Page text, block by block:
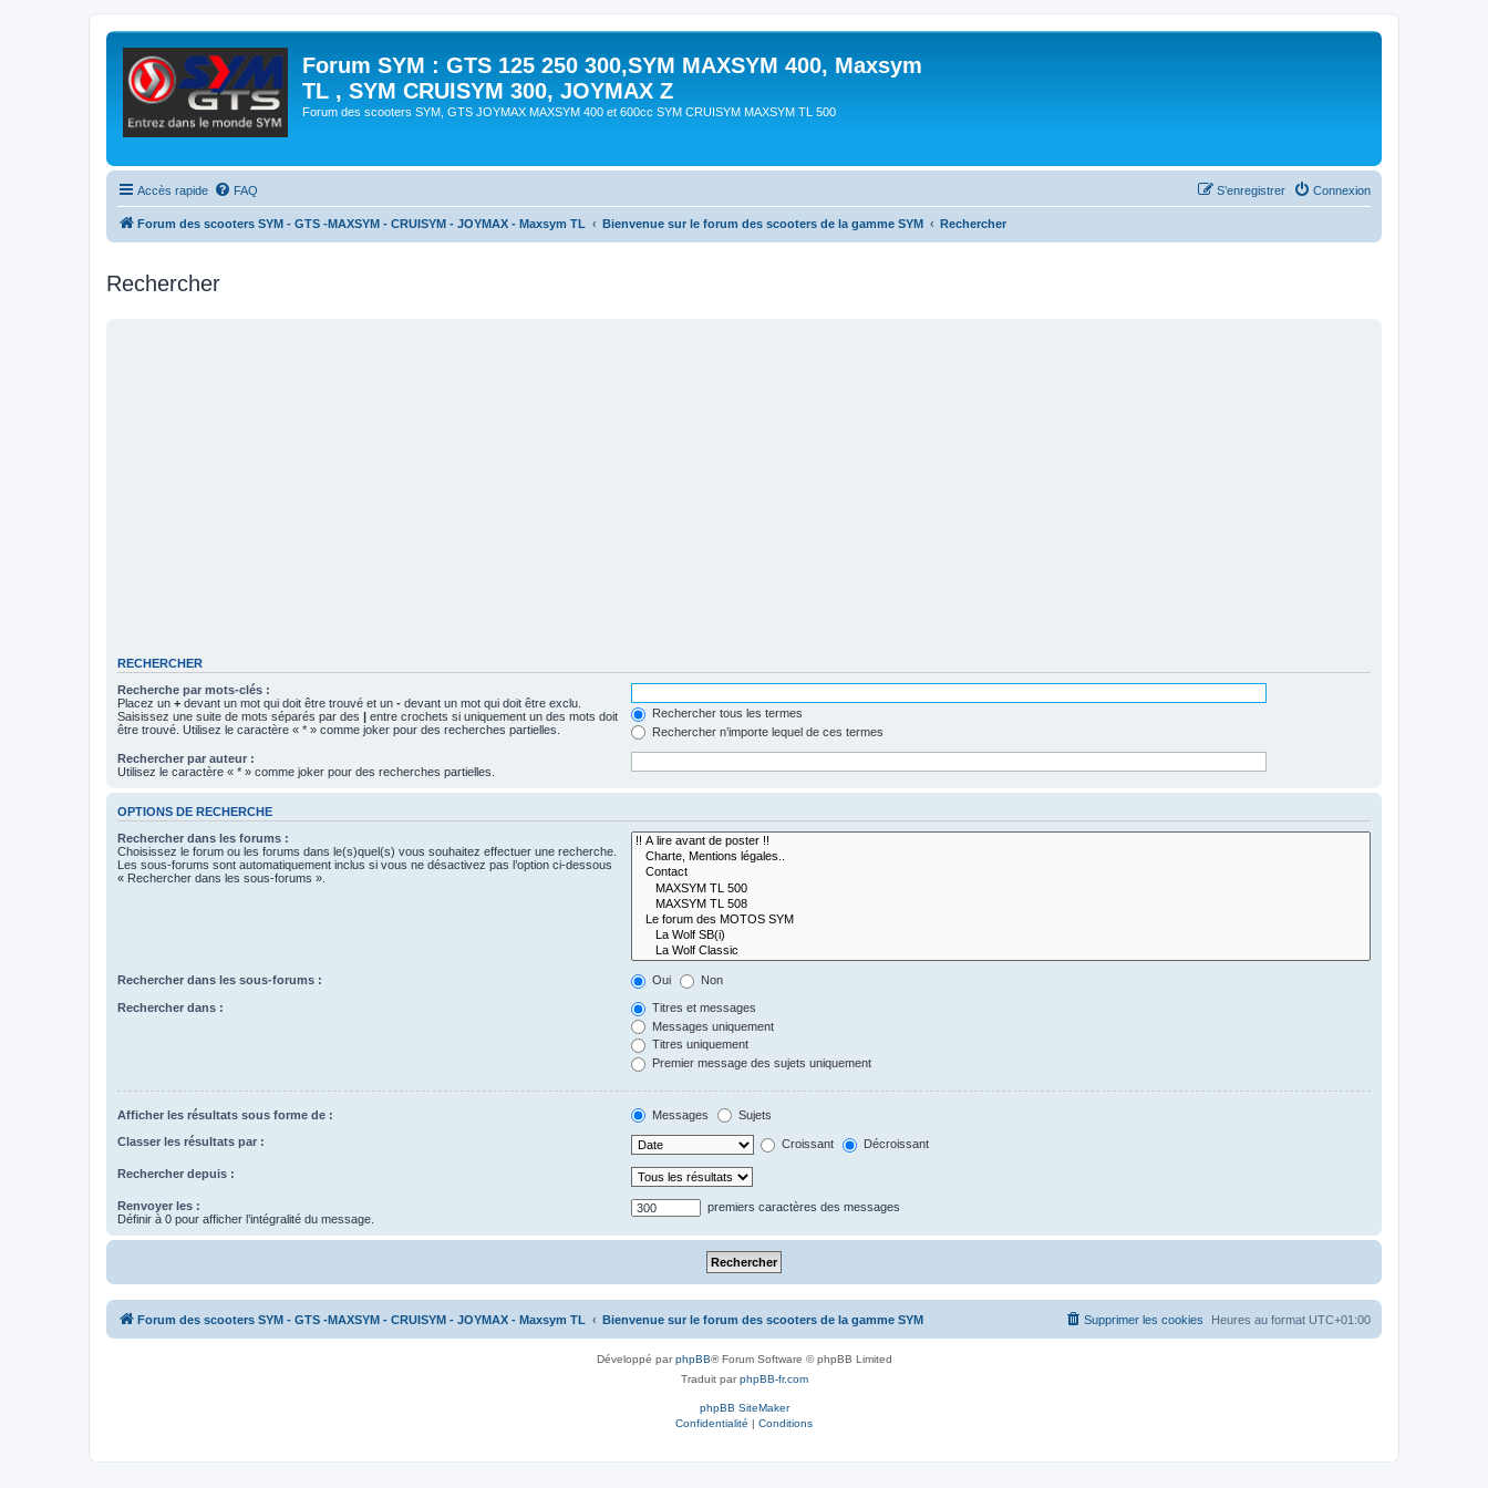
Forum SYM : GTS 125 250 300,SYM MAXSYM 400, Maxsym
TL , SYM CRUISYM 300, JOYMAX Z
Forum des scooters SYM, GTS JOYMAX MAXSYM 400 et 600cc SYM CRUISYM MAXSYM TL 500
Accès rapide FAQ Connexion
S’enregistrer
Forum des scooters SYM - GTS -MAXSYM - CRUISYM - JOYMAX - Maxsym TL Bienvenue sur le forum des scooters de la gamme SYM Rechercher
Rechercher
RECHERCHER
Recherche par mots-clés :
Placez un + devant un mot qui doit être trouvé et un - devant un mot qui doit être exclu.
Saisissez une suite de mots séparés par des
entre crochets si uniquement un des mots doit
être trouvé. Utilisez le caractère « * » comme joker pour des recherches partielles.
Rechercher tous les termes
Rechercher n’importe lequel de ces termes
Rechercher par auteur :
Utilisez le caractère « * » comme joker pour des recherches partielles.
OPTIONS DE RECHERCHE
Rechercher dans les forums :
Choisissez le forum ou les forums dans le(s)quel(s) vous souhaitez effectuer une recherche.
Les sous-forums sont automatiquement inclus si vous ne désactivez pas l’option ci-dessous
« Rechercher dans les sous-forums ».
Rechercher dans les sous-forums : Oui Non
Rechercher dans :
Titres et messages
Messages uniquement
Titres uniquement
Premier message des sujets uniquement
Afficher les résultats sous forme de : Messages Sujets
Classer les résultats par : Croissant Décroissant
Rechercher depuis :
Renvoyer les :
Définir à 0 pour afficher l’intégralité du message.
premiers caractères des messages
Forum des scooters SYM - GTS -MAXSYM - CRUISYM - JOYMAX - Maxsym TL Bienvenue sur le forum des scooters de la gamme SYM Heures au format UTC+01:00
Supprimer les cookies
Développé parphpBB® Forum Software © phpBB Limited
Traduit parphpBB-fr.com
phpBB SiteMaker
Confidentialité | Conditions